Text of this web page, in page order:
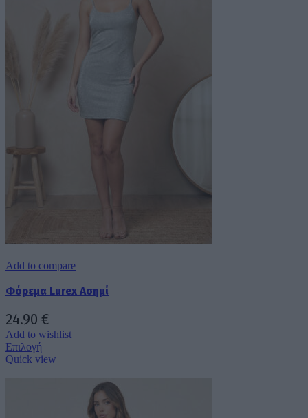
Add to compare
Φόρεμα Lurex Ασημί
24.90 €
Add to wishlist
Επιλογή
το
παραλλαγές.
Quick view